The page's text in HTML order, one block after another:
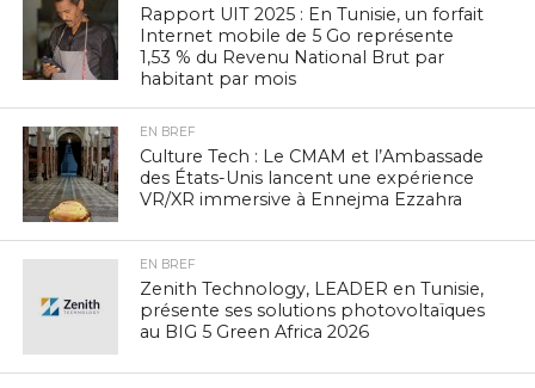
Rapport UIT 2025 : En Tunisie, un forfait
Internet mobile de 5 Go représente
1,53 % du Revenu National Brut par
habitant par mois
EN BREF
Culture Tech : Le CMAM et l’Ambassade
des États-Unis lancent une expérience
VR/XR immersive à Ennejma Ezzahra
EN BREF
Zenith Technology, LEADER en Tunisie,
présente ses solutions photovoltaïques
au BIG 5 Green Africa 2026